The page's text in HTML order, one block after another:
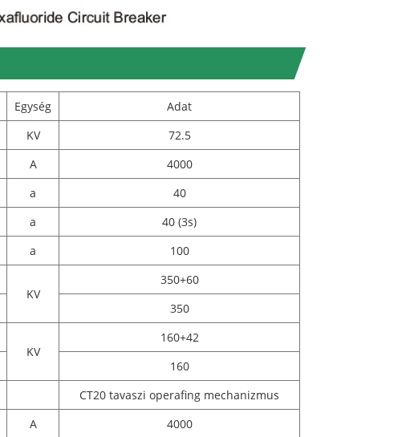
Egység
Adat
KV
72.5
A
4000
a
40
a
40 (3s)
a 100
KV
350+60
350
KV
160+42
160
CT20 tavaszi operafing mechanizmus
A
4000